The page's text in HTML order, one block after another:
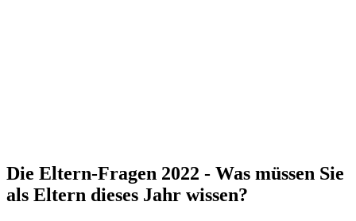
Die Eltern-Fragen 2022 - Was müssen Sie
als Eltern dieses Jahr wissen?